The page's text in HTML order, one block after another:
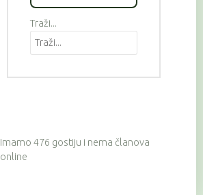
Traži...
Imamo 476 gostiju i nema članova
online